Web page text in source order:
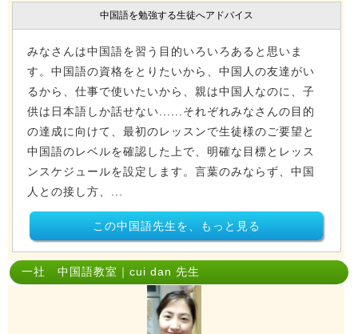
中国語を勉強する生徒へアドバイス
みなさんは中国語を習う目的いろいろあると思いま
す。中国語の資格をとりたいから、中国人の友達がい
るから、仕事で使いたいから、親は中国人なのに、子
供は日本語しか話せない......それぞれみなさんの目的
の達成に向けて、最初のレッスンで生徒様のご要望と
中国語のレベルを確認した上で、明確な目標とレッス
ンスケジュールを設定します。言葉のみならず、中国
人との接し方、...
この中国語先生を、もっと見る
一社 中国語教室｜cui dan 先生